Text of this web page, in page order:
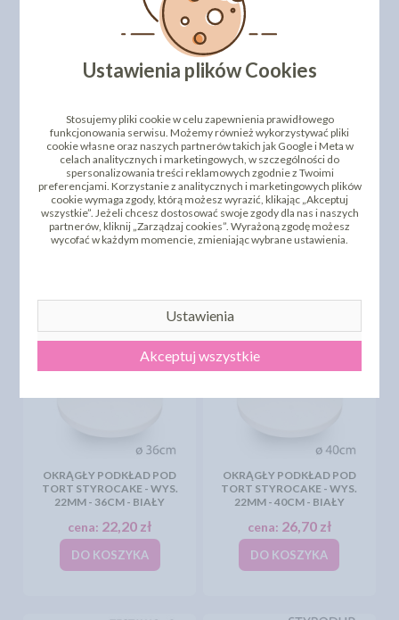
Najniższa cena z 30 dni przed
OKRĄGŁY PODKŁAD POD
TORT STYROCAKE - WYS.
22MM - 32CM - ZESTAW
4+1GRATIS - BIAŁY
cena:69,62 zł
Najniższa cena z 30 dni przed
OKRĄGŁY PODKŁAD POD
TORT STYROCAKE - WYS.
22MM - 34CM - BIAŁY
cena:19,61 zł
OKRĄGŁY PODKŁAD POD
TORT STYROCAKE - WYS.
22MM - 36CM - BIAŁY
cena: 22,20 zł
DO KOSZYKA
OKRĄGŁY PODKŁAD POD
TORT STYROCAKE - WYS.
22MM - 40CM - BIAŁY
cena: 26,70 zł
DO KOSZYKA
Ustawienia plików Cookies
Stosujemy pliki cookie w celu zapewnienia prawidłowego
funkcjonowania serwisu. Możemy również wykorzystywać pliki
cookie własne oraz naszych partnerów takich jak Google i Meta w
celach analitycznych i marketingowych, w szczególności do
spersonalizowania treści reklamowych zgodnie z Twoimi
preferencjami. Korzystanie z analitycznych i marketingowych plików
cookie wymaga zgody, którą możesz wyrazić, klikając „Akceptuj
wszystkie”. Jeżeli chcesz dostosować swoje zgody dla nas i naszych
partnerów, kliknij „Zarządzaj cookies”. Wyrażoną zgodę możesz
wycofać w każdym momencie, zmieniając wybrane ustawienia.
Ustawienia
Akceptuj wszystkie